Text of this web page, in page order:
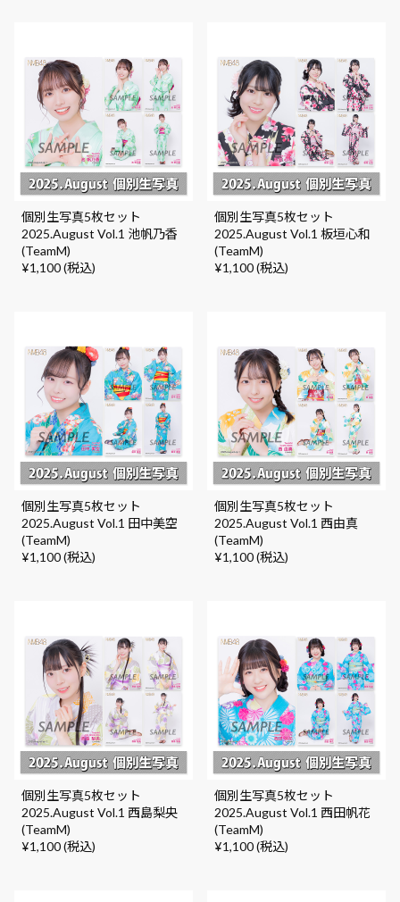
個別生写真5枚セット
2025.August Vol.1 池帆乃香
(TeamM)
¥1,100 (税込)
個別生写真5枚セット
2025.August Vol.1 板垣心和
(TeamM)
¥1,100 (税込)
個別生写真5枚セット
2025.August Vol.1 田中美空
(TeamM)
¥1,100 (税込)
個別生写真5枚セット
2025.August Vol.1 西由真
(TeamM)
¥1,100 (税込)
個別生写真5枚セット
2025.August Vol.1 西島梨央
(TeamM)
¥1,100 (税込)
個別生写真5枚セット
2025.August Vol.1 西田帆花
(TeamM)
¥1,100 (税込)